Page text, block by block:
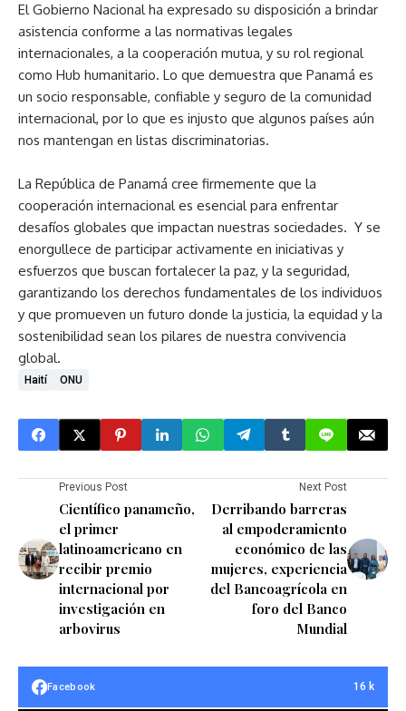
El Gobierno Nacional ha expresado su disposición a brindar
asistencia conforme a las normativas legales
internacionales, a la cooperación mutua, y su rol regional
como Hub humanitario. Lo que demuestra que Panamá es
un socio responsable, confiable y seguro de la comunidad
internacional, por lo que es injusto que algunos países aún
nos mantengan en listas discriminatorias.
La República de Panamá cree firmemente que la
cooperación internacional es esencial para enfrentar
desafíos globales que impactan nuestras sociedades. Y se
enorgullece de participar activamente en iniciativas y
esfuerzos que buscan fortalecer la paz, y la seguridad,
garantizando los derechos fundamentales de los individuos
y que promueven un futuro donde la justicia, la equidad y la
sostenibilidad sean los pilares de nuestra convivencia
global.
Haití ONU
Previous Post
Científico panameño,
el primer
latinoamericano en
recibir premio
internacional por
investigación en
arbovirus
Next Post
Derribando barreras
al empoderamiento
económico de las
mujeres, experiencia
del Bancoagrícola en
foro del Banco
Mundial
Facebook 16 k